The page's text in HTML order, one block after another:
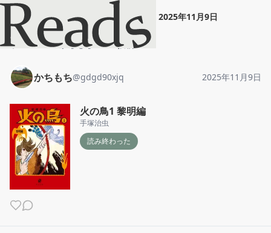
かちもち 火の鳥1 黎明編 2025年11月9日
ホーム かちもち 投稿
かちもち@gdgd90xjq 2025年11月9日
火の鳥1 黎明編
手塚治虫
読み終わった